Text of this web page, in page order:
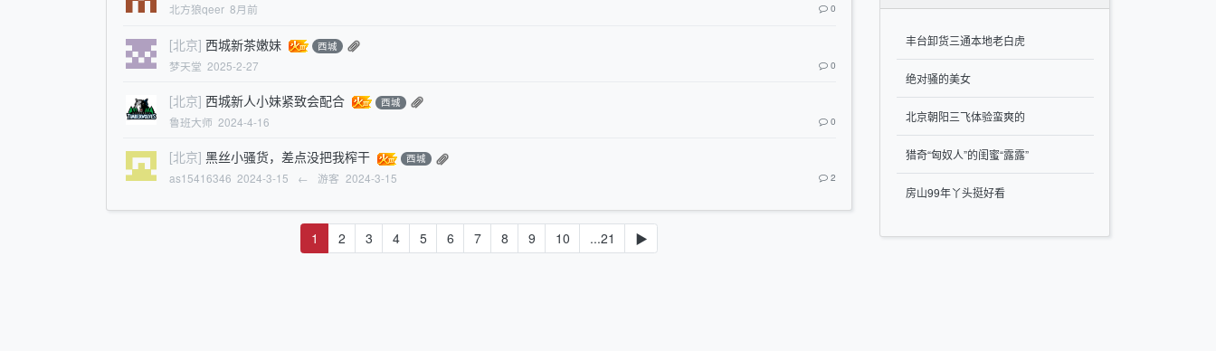
北方狼qeer 8月前 0
[北京] 西城新茶嫩妹 西城
梦天堂 2025-2-27 0
[北京] 西城新人小妹紧致会配合 西城
鲁班大师 2024-4-16 0
[北京] 黑丝小骚货，差点没把我榨干 西城
as15416346 2024-3-15 ← 游客 2024-3-15 2
1 2 3 4 5 6 7 8 9 10 ...21 ▶
丰台卸货三通本地老白虎
绝对骚的美女
北京朝阳三飞体验蛮爽的
猎奇“匈奴人”的闺蜜“露露”
房山99年丫头挺好看